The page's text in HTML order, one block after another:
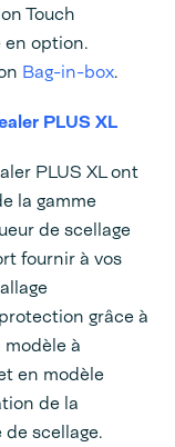
Touch
en option.
Bag-in-box.
PLUS XL
PLUS XL ont
la gamme
de scellage
fournir à vos
grâce à
à
en modèle
de la
scellage.